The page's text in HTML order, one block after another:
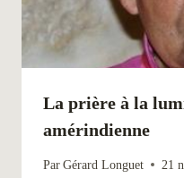
La prière à la
amérindienne
Par Gérard Longuet 21